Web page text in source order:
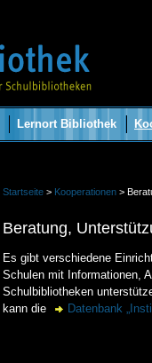
Lernort Bibliothek
Startseite > Kooperationen >
Beratung,
Es gibt verschiedene
Schulen mit Informationen,
Schulbibliotheken
kann die
Datenbank